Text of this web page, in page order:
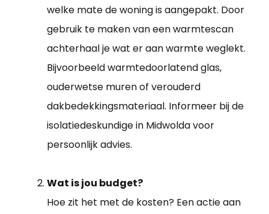
welke mate de woning is aangepakt. Door
gebruik te maken van een warmtescan
achterhaal je wat er aan warmte weglekt.
Bijvoorbeeld warmtedoorlatend glas,
ouderwetse muren of verouderd
dakbedekkingsmateriaal. Informeer bij de
isolatiedeskundige in Midwolda voor
persoonlijk advies.
Wat is jou budget?
Hoe zit het met de kosten? Een actie aan